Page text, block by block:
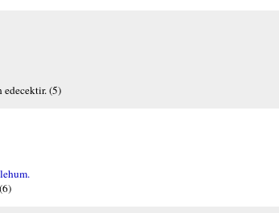
edecektir. (5)